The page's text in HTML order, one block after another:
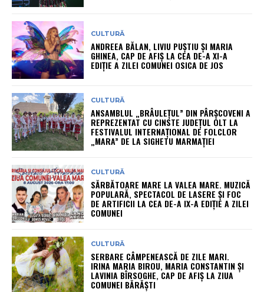
CULTURĂ
ANDREEA BĂLAN, LIVIU PUȘTIU ȘI MARIA
GHINEA, CAP DE AFIȘ LA CEA DE-A XI-A
EDIȚIE A ZILEI COMUNEI OSICA DE JOS
CULTURĂ
ANSAMBLUL „BRÂULEȚUL” DIN PÂRȘCOVENI A
REPREZENTAT CU CINSTE JUDEȚUL OLT LA
FESTIVALUL INTERNAȚIONAL DE FOLCLOR
„MARA” DE LA SIGHETU MARMAȚIEI
CULTURĂ
SĂRBĂTOARE MARE LA VALEA MARE. MUZICĂ
POPULARĂ, SPECTACOL DE LASERE ȘI FOC
DE ARTIFICII LA CEA DE-A IX-A EDIȚIE A ZILEI
COMUNEI
CULTURĂ
SERBARE CÂMPENEASCĂ DE ZILE MARI.
IRINA MARIA BIROU, MARIA CONSTANTIN ȘI
LAVINIA BÎRSOGHE, CAP DE AFIȘ LA ZIUA
COMUNEI BĂRĂȘTI